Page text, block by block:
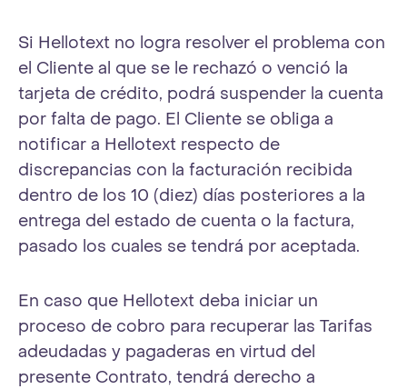
Si Hellotext no logra resolver el problema con
el Cliente al que se le rechazó o venció la
tarjeta de crédito, podrá suspender la cuenta
por falta de pago. El Cliente se obliga a
notificar a Hellotext respecto de
discrepancias con la facturación recibida
dentro de los 10 (diez) días posteriores a la
entrega del estado de cuenta o la factura,
pasado los cuales se tendrá por aceptada.
En caso que Hellotext deba iniciar un
proceso de cobro para recuperar las Tarifas
adeudadas y pagaderas en virtud del
presente Contrato, tendrá derecho a